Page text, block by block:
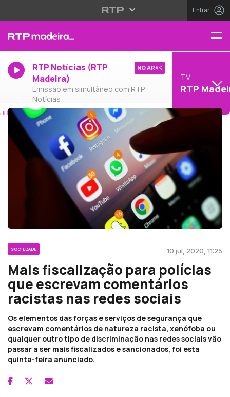
Entrar
RTP Notícias (RTP
Madeira)
Emissão em simultâneo com RTP
Notícias
NO AR
TV
RTP
SOCIEDADE 10 jul, 2020, 11:25
Mais fiscalização para polícias
que escrevam comentários
racistas nas redes sociais
Os elementos das forças e serviços de segurança que
escrevam comentários de natureza racista, xenófoba ou
qualquer outro tipo de discriminação nas redes sociais vão
passar a ser mais fiscalizados e sancionados, foi esta
quinta-feira anunciado.